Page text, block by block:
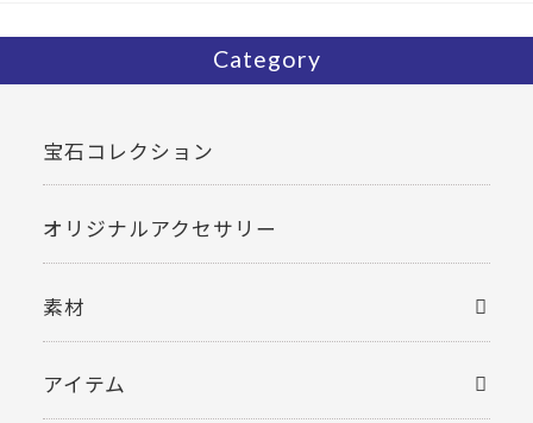
Category
宝石コレクション
オリジナルアクセサリー
素材
アイテム